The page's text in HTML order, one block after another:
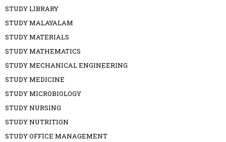
STUDY LIBRARY
STUDY MALAYALAM
STUDY MATERIALS
STUDY MATHEMATICS
STUDY MECHANICAL ENGINEERING
STUDY MEDICINE
STUDY MICROBIOLOGY
STUDY NURSING
STUDY NUTRITION
STUDY OFFICE MANAGEMENT